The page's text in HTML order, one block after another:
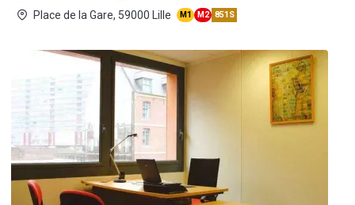
Place de la Gare, 59000 Lille
M1 M2 851S